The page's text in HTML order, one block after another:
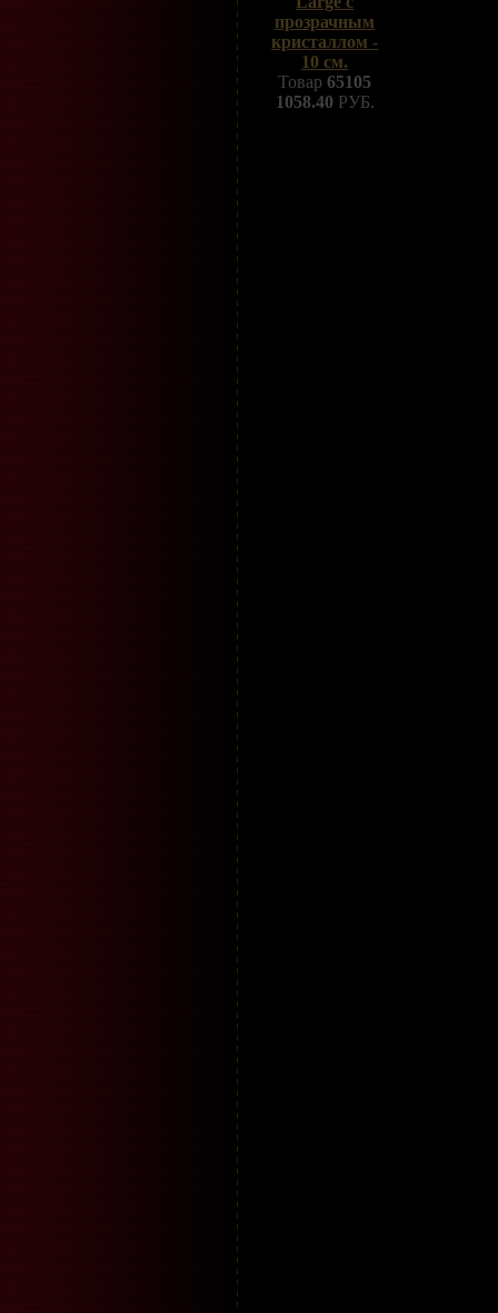
прозрачным
кристаллом -
10 см.
Товар 65105
1058.40РУБ.